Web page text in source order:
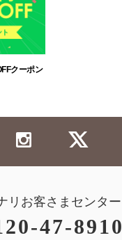
クーポン
リお客さまセンター
47-8910